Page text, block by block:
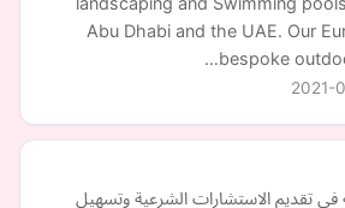
Abu Dhabi and the UAE. Our
bespoke
2021-
تقديم الاستشارات الشرعية وتسهيل